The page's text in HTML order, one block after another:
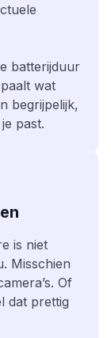
batterijduur
wat
begrijpelijk,
past.
is niet
Misschien
Of
dat prettig